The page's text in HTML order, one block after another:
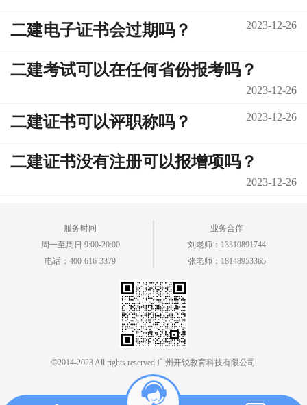
二建电子证书会过期吗？ 2023-12-26
二建考试可以在任何省份报考吗？
2023-12-26
二建证书可以评职称吗？ 2023-12-26
二建证书没有注册可以报增项吗？
2023-12-26
服务时间
周一至周日 9:00-20:00
电话：400-616-3379
业务合作
刘老师：13310891744
张老师：18148953365
©2014-2023 All rights reserved 广州开锐教育科技有限公司